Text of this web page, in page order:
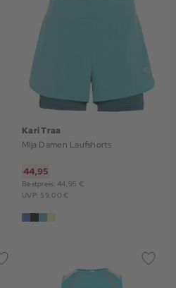
Kari Traa
Mija Damen Laufshorts
44,95
Bestpreis: 44,95 €
UVP: 59,00 €